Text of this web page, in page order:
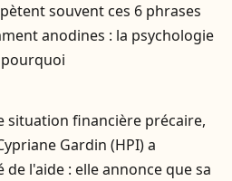
souvent ces 6 phrases
anodines : la psychologie
situation financière précaire,
Gardin (HPI) a
de l'aide : elle annonce que sa